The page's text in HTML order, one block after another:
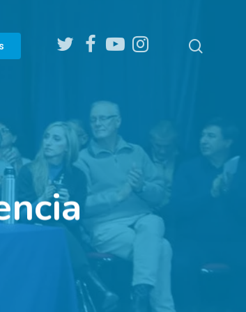
twitter facebookyoutubeinstagram